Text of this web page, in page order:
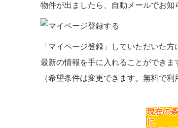
物件が出ましたら、自動メールでお知
「マイページ登録」 していただいた方
最新の情報を手に入れることができま
（希望条件は変更できます。無料で利
現在の
に